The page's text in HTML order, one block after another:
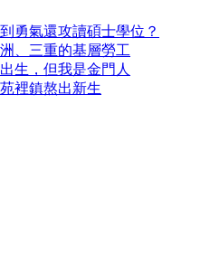
勇氣還攻讀碩士學位？
、三重的基層勞工
生，但我是金門人
裡鎮熬出新生